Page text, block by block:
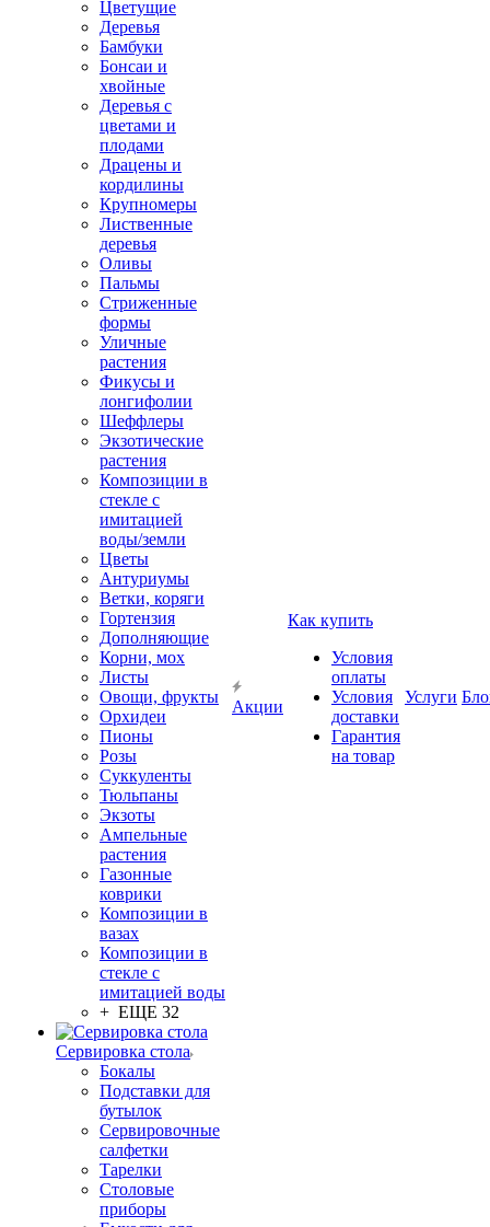
Цветущие
Деревья
Бамбуки
Бонсаи и
хвойные
Деревья с
цветами и
плодами
Драцены и
кордилины
Крупномеры
Лиственные
деревья
Оливы
Пальмы
Стриженные
формы
Уличные
растения
Фикусы и
лонгифолии
Шеффлеры
Экзотические
растения
Композиции в
стекле с
имитацией
воды/земли
Цветы
Антуриумы
Ветки, коряги
Гортензия
Дополняющие
Корни, мох
Листы
Овощи, фрукты
Орхидеи
Пионы
Розы
Суккуленты
Тюльпаны
Экзоты
Ампельные
растения
Газонные
коврики
Композиции в
вазах
Композиции в
стекле с
имитацией воды
+ ЕЩЕ 32
Сервировка стола
Бокалы
Подставки для
бутылок
Сервировочные
салфетки
Тарелки
Столовые
приборы
Акции
Как купить
Условия
оплаты
Условия
доставки
Гарантия
на товар
Услуги